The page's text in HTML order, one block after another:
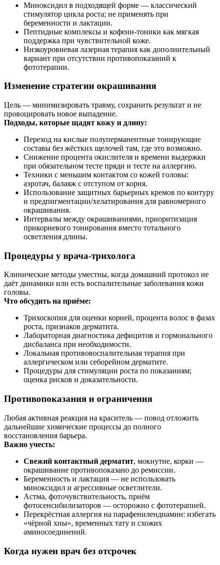
Миноксидил в подходящей форме — классический
стимулятор цикла роста; не применять при
беременности и лактации.
Пептидные комплексы и кофеин‑тоники как мягкая
поддержка при чувствительной коже.
Низкоуровневая лазерная терапия как дополнительный
вариант при отсутствии противопоказаний к
фототерапии.
Изменение стратегии окрашивания
Цель — минимизировать травму, сохранить результат и не
провоцировать новое выпадение.
Подходы, которые щадят кожу и длину:
Переход на кислые полуперманентные тонирующие
составы без жёстких щелочей там, где это возможно.
Снижение процента окислителя и времени выдержки
при обязательном тесте пряди и тесте на аллергию.
Техники с меньшим контактом со кожей головы:
аэротач, балаяж с отступом от корня.
Использование защитных барьерных кремов по контуру
и предпигментации/хелатирования для равномерного
окрашивания.
Интервалы между окрашиваниями, приоритизация
прикорневого тонирования вместо тотального
осветления длины.
Процедуры у врача‑трихолога
Клинические методы уместны, когда домашний протокол не
даёт динамики или есть воспалительные заболевания кожи
головы.
Что обсудить на приёме:
Трихоскопия для оценки корней, процента волос в фазах
роста, признаков дерматита.
Лабораторная диагностика дефицитов и гормонального
дисбаланса при необходимости.
Локальная противовоспалительная терапия при
аллергическом или себорейном дерматите.
Процедуры для стимуляции роста по показаниям;
оценка рисков и доказательности.
Противопоказания и ограничения
Любая активная реакция на краситель — повод отложить
дальнейшие химические процессы до полного
восстановления барьера.
Важно учесть:
Свежий контактный дерматит, мокнутие, корки —
окрашивание противопоказано до ремиссии.
Беременность и лактация — не использовать
миноксидил и агрессивные осветлители.
Астма, фоточувствительность, приём
фотосенсибилизаторов — осторожно с фототерапией.
Перекрёстная аллергия на парафенилендиамин: избегать
«чёрной хны», временных тату и схожих
аминосоединений.
Когда нужен врач без отсрочек